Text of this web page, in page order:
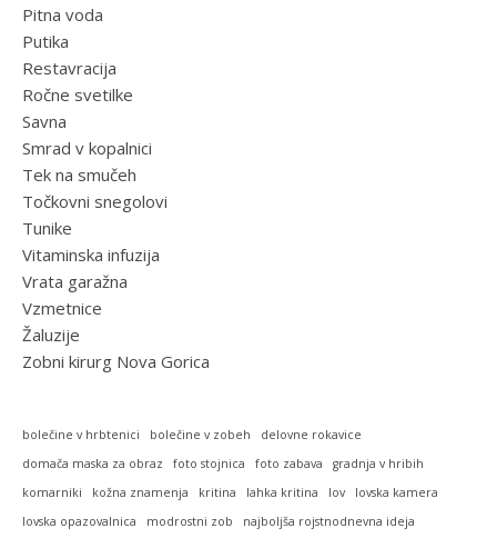
Pitna voda
Putika
Restavracija
Ročne svetilke
Savna
Smrad v kopalnici
Tek na smučeh
Točkovni snegolovi
Tunike
Vitaminska infuzija
Vrata garažna
Vzmetnice
Žaluzije
Zobni kirurg Nova Gorica
bolečine v hrbtenici bolečine v zobeh
delovne rokavice
domača maska za obraz
foto stojnica foto zabava
gradnja v hribih
komarniki
kožna znamenja kritina lahka kritina lov
lovska kamera
lovska opazovalnica
modrostni zob najboljša rojstnodnevna ideja